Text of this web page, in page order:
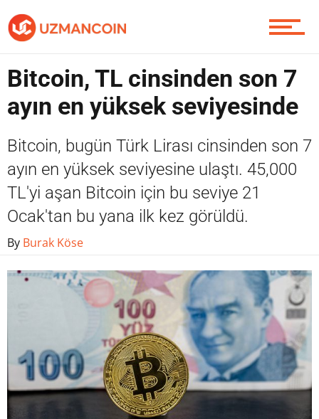
Contact / İletişim
Bitcoin, TL cinsinden son 7
ayın en yüksek seviyesinde
Bitcoin, bugün Türk Lirası cinsinden son 7
ayın en yüksek seviyesine ulaştı. 45,000
TL'yi aşan Bitcoin için bu seviye 21
Ocak'tan bu yana ilk kez görüldü.
By Burak Köse